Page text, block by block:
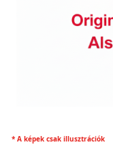
* A képek csak illusztrációk